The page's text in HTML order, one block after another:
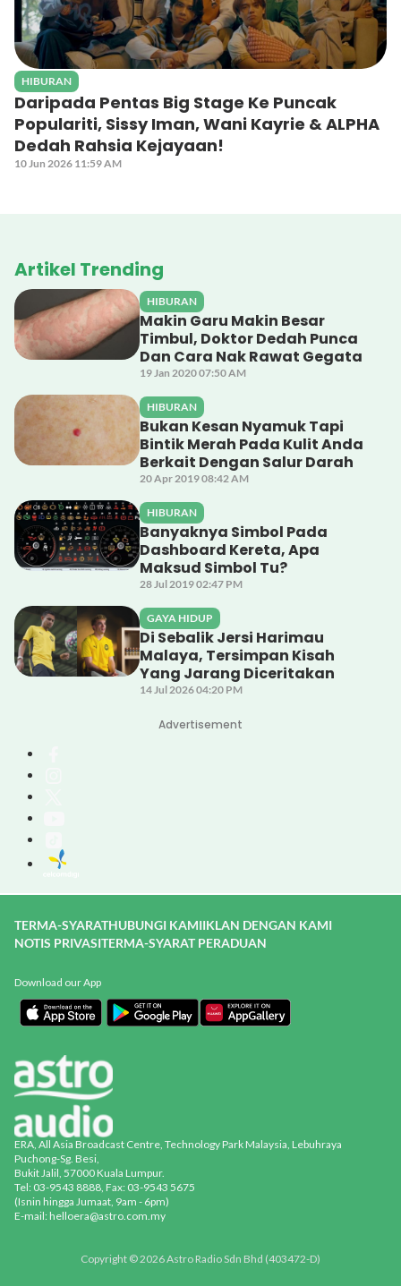
HIBURAN
Daripada Pentas Big Stage Ke Puncak
Populariti, Sissy Iman, Wani Kayrie & ALPHA
Dedah Rahsia Kejayaan!
10 Jun 2026 11:59 AM
Artikel Trending
HIBURAN
Makin Garu Makin Besar
Timbul, Doktor Dedah Punca
Dan Cara Nak Rawat Gegata
19 Jan 2020 07:50 AM
HIBURAN
Bukan Kesan Nyamuk Tapi
Bintik Merah Pada Kulit Anda
Berkait Dengan Salur Darah
20 Apr 2019 08:42 AM
HIBURAN
Banyaknya Simbol Pada
Dashboard Kereta, Apa
Maksud Simbol Tu?
28 Jul 2019 02:47 PM
GAYA HIDUP
Di Sebalik Jersi Harimau
Malaya, Tersimpan Kisah
Yang Jarang Diceritakan
14 Jul 2026 04:20 PM
Advertisement
TERMA-SYARATHUBUNGI KAMIIKLAN DENGAN KAMI
NOTIS PRIVASITERMA-SYARAT PERADUAN
ERA, All Asia Broadcast Centre, Technology Park Malaysia, Lebuhraya
Puchong-Sg. Besi,
Bukit Jalil, 57000 Kuala Lumpur.
Tel: 03-9543 8888, Fax: 03-9543 5675
(Isnin hingga Jumaat, 9am - 6pm)
E-mail: helloera@astro.com.my
Download our App
Copyright © 2026 Astro Radio Sdn Bhd (403472-D)